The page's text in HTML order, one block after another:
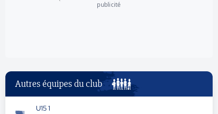
publicité
Autres équipes du club
U15 1